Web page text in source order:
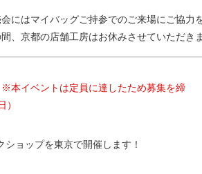
にはマイバッグご持参でのご来場にご協力
、京都の店舗工房はお休みさせていただき
本イベントは定員に達したため募集を締
）
ショップを東京で開催します！